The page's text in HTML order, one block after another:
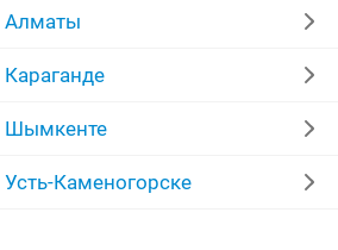
пальто женские
халаты
зимние пуховики
женские парка куртка
Алматы
Шымкенте
Каменогорске